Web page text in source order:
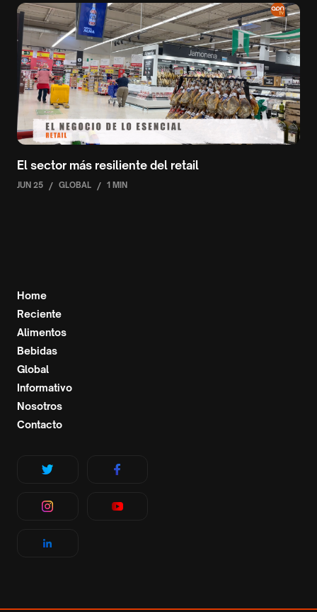
El sector más resiliente del retail
JUN 25 / GLOBAL / 1 MIN
Home
Reciente
Alimentos
Bebidas
Global
Informativo
Nosotros
Contacto